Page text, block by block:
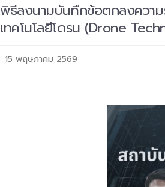
พิธีลงนามบันทึกข้อตกลงความ
เทคโนโลยีโดรน (Drone
15 พฤษภาคม 2569